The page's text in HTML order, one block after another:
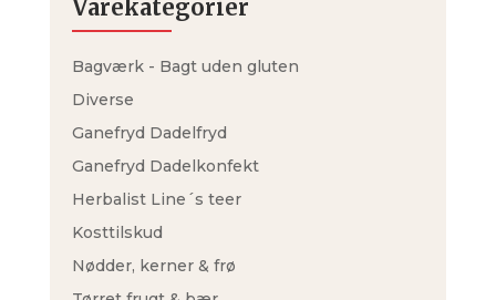
Varekategorier
Bagværk - Bagt uden gluten
Diverse
Ganefryd Dadelfryd
Ganefryd Dadelkonfekt
Herbalist Line´s teer
Kosttilskud
Nødder, kerner & frø